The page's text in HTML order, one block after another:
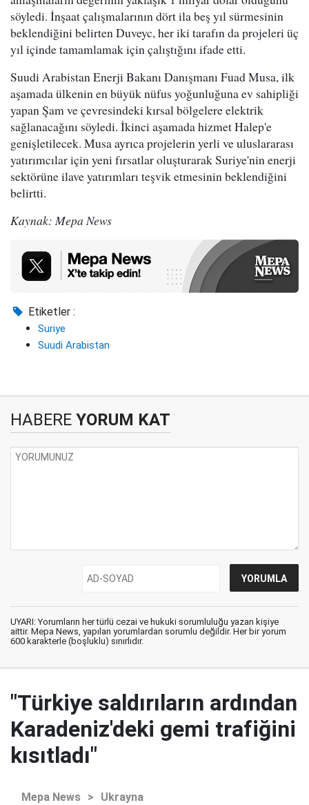
söyledi. İnşaat çalışmalarının dört ila beş yıl sürmesinin
beklendiğini belirten Duveyc, her iki tarafın da projeleri üç
yıl içinde tamamlamak için çalıştığını ifade etti.
Suudi Arabistan Enerji Bakanı Danışmanı Fuad Musa, ilk
aşamada ülkenin en büyük nüfus yoğunluğuna ev sahipliği
yapan Şam ve çevresindeki kırsal bölgelere elektrik
sağlanacağını söyledi. İkinci aşamada hizmet Halep'e
genişletilecek. Musa ayrıca projelerin yerli ve uluslararası
yatırımcılar için yeni fırsatlar oluşturarak Suriye'nin enerji
sektörüne ilave yatırımları teşvik etmesinin beklendiğini
belirtti.
Kaynak: Mepa News
Etiketler :
Suriye
Suudi Arabistan
HABERE YORUM KAT
UYARI: Yorumların her türlü cezai ve hukuki sorumluluğu yazan kişiye
aittir. Mepa News, yapılan yorumlardan sorumlu değildir. Her bir yorum
600 karakterle (boşluklu) sınırlıdır.
"Türkiye saldırıların ardından
Karadeniz'deki gemi trafiğini
kısıtladı"
Mepa News > Ukrayna